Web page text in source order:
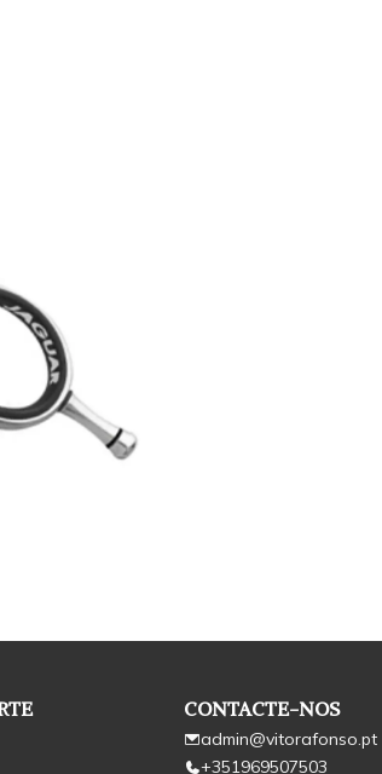
CONTACTE-NOS
admin@vitorafonso.pt
+351969507503